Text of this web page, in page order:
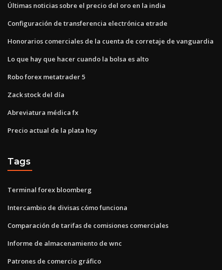
Últimas noticias sobre el precio del oro en la india
Configuración de transferencia electrónica etrade
Honorarios comerciales de la cuenta de corretaje de vanguardia
Lo que hay que hacer cuando la bolsa es alto
Robo forex metatrader 5
Zack stock del día
Abreviatura médica fx
Precio actual de la plata hoy
Tags
Terminal forex bloomberg
Intercambio de divisas cómo funciona
Comparación de tarifas de comisiones comerciales
Informe de almacenamiento de wnc
Patrones de comercio gráfico